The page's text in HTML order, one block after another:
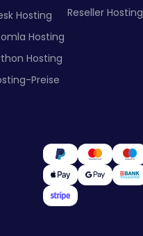
Hosting
Hosting
Hosting
Preise
Reseller Hosting